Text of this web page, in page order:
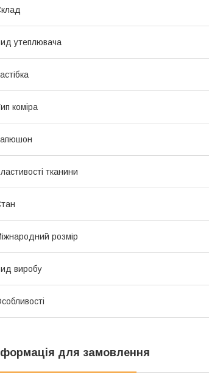
утеплювача
коміра
тканини
розмір
виробу
для замовлення